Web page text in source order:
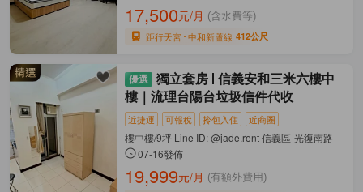
17,500元/月 (含水費等)
距行天宮 中和新蘆線 412公尺
獨立套房
信義安和三米六樓中
樓｜流理台陽台垃圾信件代收
近捷運 可報稅 拎包入住 近商圈
樓中樓/9坪 Line ID: @jade.rent 信義區-光復南路
07-16發佈
19,999元/月 (有額外費用)